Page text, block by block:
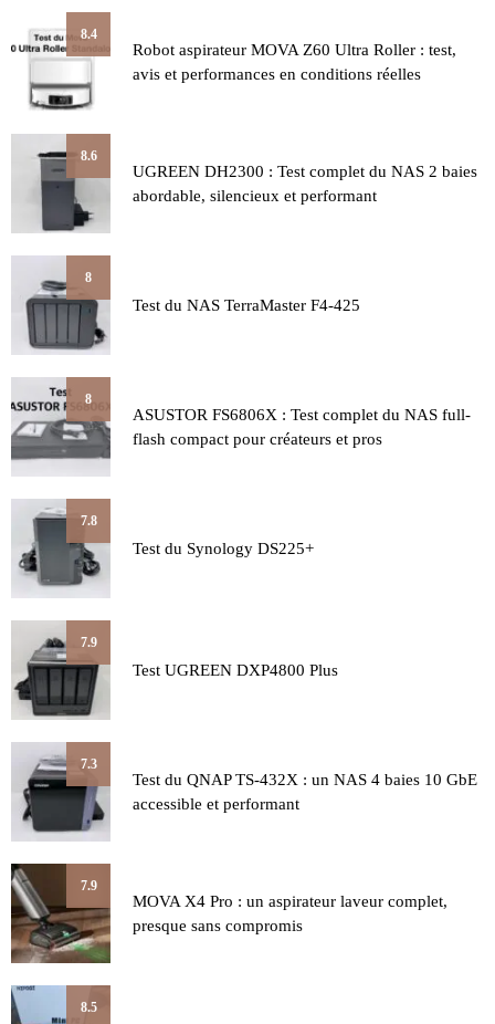
8.4
Robot aspirateur MOVA Z60 Ultra Roller : test,
avis et performances en conditions réelles
8.6
UGREEN DH2300 : Test complet du NAS 2 baies
abordable, silencieux et performant
8
Test du NAS TerraMaster F4-425
8
ASUSTOR FS6806X : Test complet du NAS full-
flash compact pour créateurs et pros
7.8
Test du Synology DS225+
7.9
Test UGREEN DXP4800 Plus
7.3
Test du QNAP TS-432X : un NAS 4 baies 10 GbE
accessible et performant
7.9
MOVA X4 Pro : un aspirateur laveur complet,
presque sans compromis
8.5